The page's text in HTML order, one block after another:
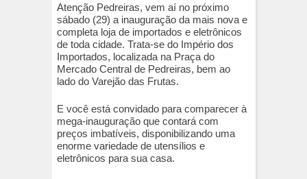
Atenção Pedreiras, vem aí no próximo
sábado (29) a inauguração da mais nova e
completa loja de importados e eletrônicos
de toda cidade. Trata-se do Império dos
Importados, localizada na Praça do
Mercado Central de Pedreiras, bem ao
lado do Varejão das Frutas.
E você está convidado para comparecer à
mega-inauguração que contará com
preços imbatíveis, disponibilizando uma
enorme variedade de utensílios e
eletrônicos para sua casa.